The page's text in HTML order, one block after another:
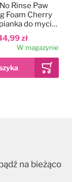
zł
Rinse Paw
Foam Cherry
do mycia
i kota, bez
wiśniowa
W magazynie
na bieżąco